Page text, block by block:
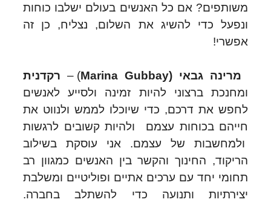
משותפים? אם כל האנשים בעולם ישלבו כוחות
ונפעל כדי להשיג את השלום, נצליח, כן זה
אפשרי!
מרינה גבאי (Marina Gubbay
) – רקדנית
ומחנכת ברצוני להיות זמינה ולסייע לאנשים
לחפש את דרכם, כדי שיוכלו לממש ולנווט את
חייהם בכוחות עצמם ולהיות קשובים לרגשות
ולמחשבות של עצמם. אני עוסקת בשילוב
הריקוד, החינוך והקשר בין האנשים כמגוון רב
תחומי יחד עם ערכים אתיים ופוליטיים ומשלבת
יצירתיות ותנועה כדי להשתלב בחברה.